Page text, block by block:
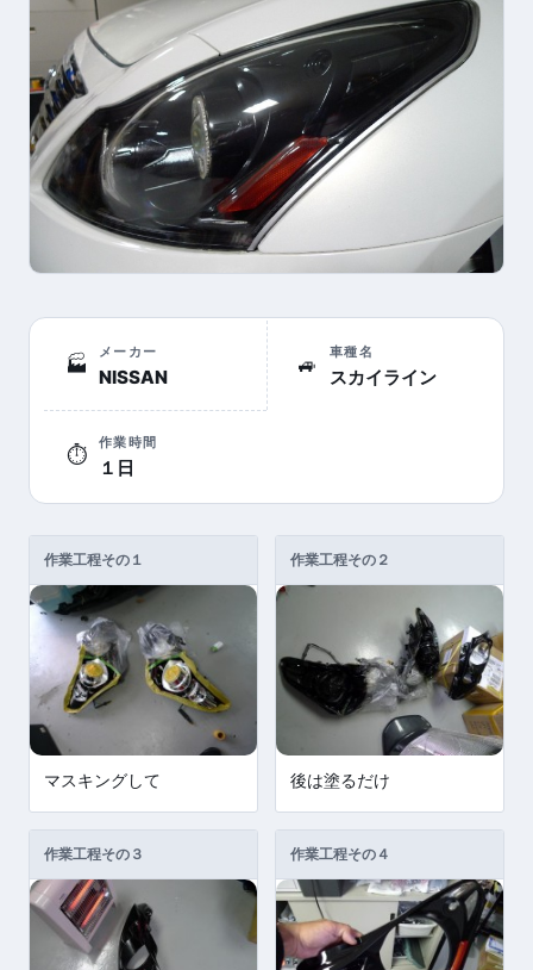
🏭
メーカー
NISSAN
🚙
車種名
スカイライン
⏱
作業時間
１日
作業工程その１
マスキングして
作業工程その２
後は塗るだけ
作業工程その３ 作業工程その４